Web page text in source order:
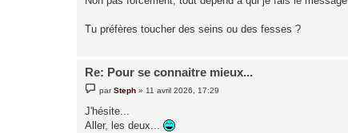
s
e
Tu préfères toucher des seins ou des fesses ?
Re: Pour se connaitre mieux...
e
s
s
a
parSteph » 11 avril 2026, 17:29
J'hésite...
Aller, les deux...